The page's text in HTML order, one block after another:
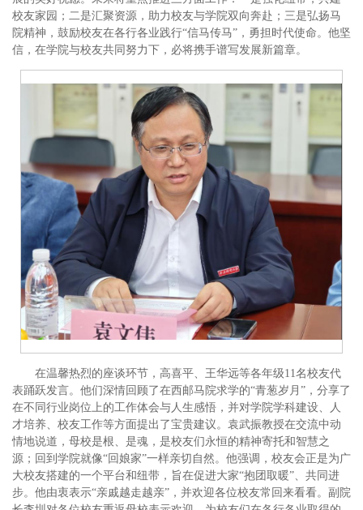
校友家园；二是汇聚资源，助力校友与学院双向奔赴；三是弘扬马
院精神，鼓励校友在各行各业践行“信马传马”，勇担时代使命。他坚
信，在学院与校友共同努力下，必将携手谱写发展新篇章。
在温馨热烈的座谈环节，高喜平、王华远等各年级11名校友代
表踊跃发言。他们深情回顾了在西邮马院求学的“青葱岁月”，分享了
在不同行业岗位上的工作体会与人生感悟，并对学院学科建设、人
才培养、校友工作等方面提出了宝贵建议。袁武振教授在交流中动
情地说道，母校是根、是魂，是校友们永恒的精神寄托和智慧之
源；回到学院就像“回娘家”一样亲切自然。他强调，校友会正是为广
大校友搭建的一个平台和纽带，旨在促进大家“抱团取暖”、共同进
步。他由衷表示“亲戚越走越亲”，并欢迎各位校友常回来看看。副院